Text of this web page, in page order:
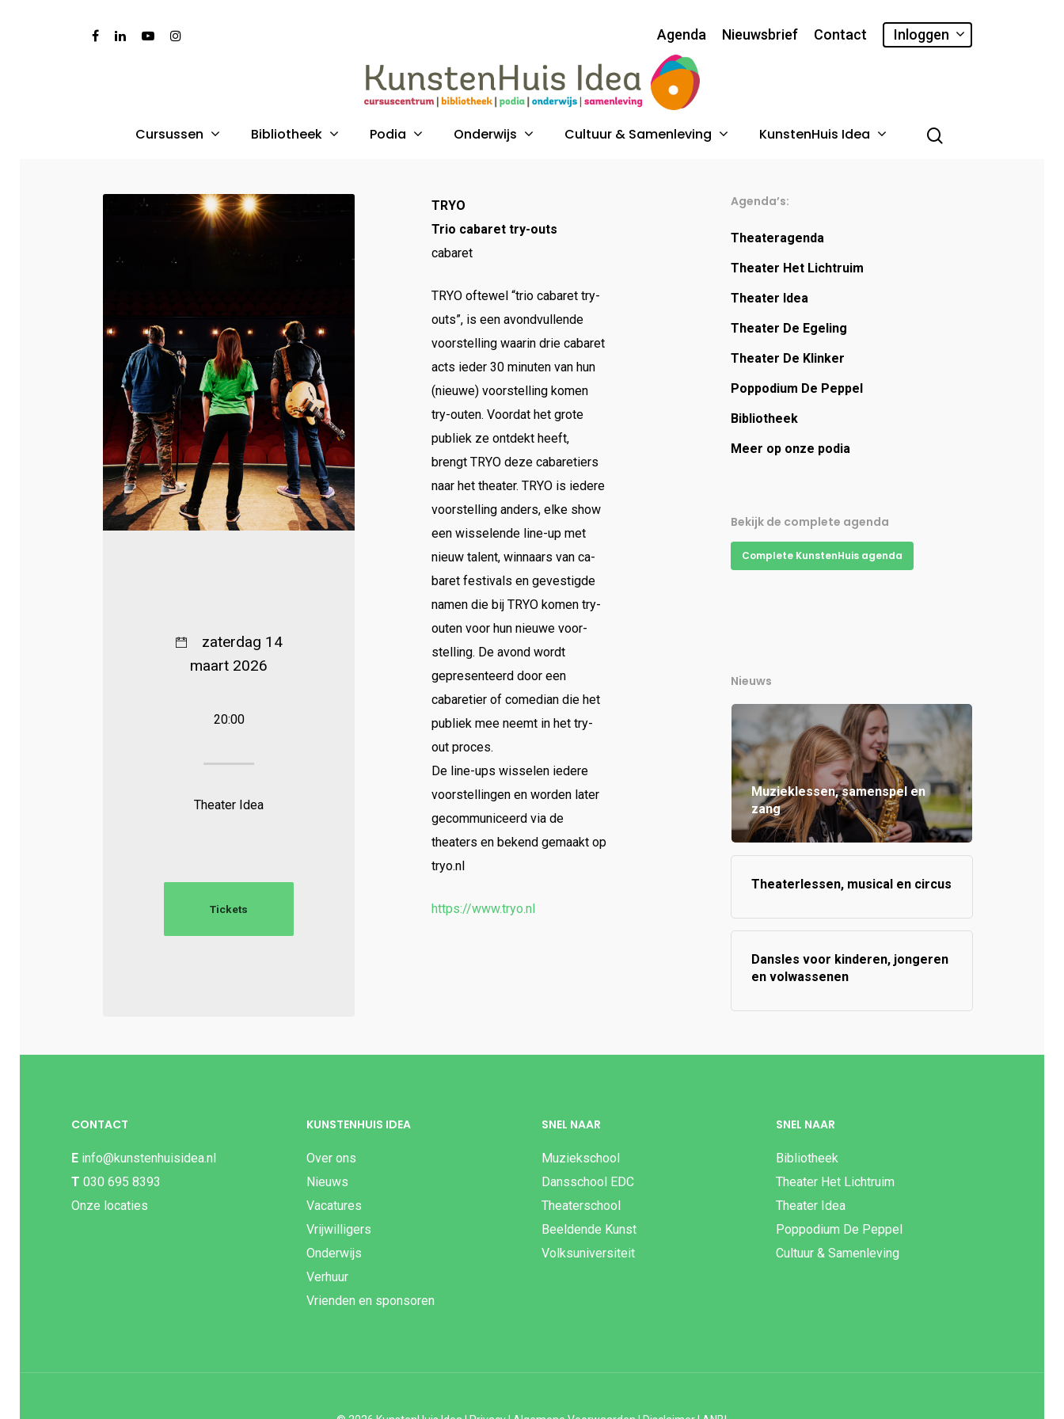
Agenda Nieuwsbrief Contact Inloggen
Druk op Enter om te starten met zoeken of druk op ESC om te sluiten
Cursussen Bibliotheek Podia Onderwijs Cultuur & Samenleving KunstenHuis Idea
TRYO
Trio cabaret try-outs
cabaret
TRYO oftewel “trio cabaret try-
outs”, is een avondvullende
voorstelling waarin drie cabaret
acts ieder 30 minuten van hun
(nieuwe) voorstelling komen
try-outen. Voordat het grote
publiek ze ontdekt heeft,
brengt TRYO deze cabaretiers
naar het theater. TRYO is iedere
voorstelling anders, elke show
een wisselende line-up met
nieuw talent, winnaars van ca-
baret festivals en gevestigde
namen die bij TRYO komen try-
outen voor hun nieuwe voor-
stelling. De avond wordt
gepresenteerd door een
cabaretier of comedian die het
publiek mee neemt in het try-
out proces.
De line-ups wisselen iedere
voorstellingen en worden later
gecommuniceerd via de
theaters en bekend gemaakt op
tryo.nl
https://www.tryo.nl
zaterdag 14
maart 2026
20:00
Theater Idea
Tickets
Agenda’s:
Theateragenda
Theater Het Lichtruim
Theater Idea
Theater De Egeling
Theater De Klinker
Poppodium De Peppel
Bibliotheek
Meer op onze podia
Bekijk de complete agenda
Complete KunstenHuis agenda
Nieuws
Muzieklessen, samenspel en
zang
Theaterlessen, musical en circus
Dansles voor kinderen, jongeren
en volwassenen
CONTACT
E info@kunstenhuisidea.nl
T 030 695 8393
Onze locaties
KUNSTENHUIS IDEA
Over ons
Nieuws
Vacatures
Vrijwilligers
Onderwijs
Verhuur
Vrienden en sponsoren
SNEL NAAR
Muziekschool
Dansschool EDC
Theaterschool
Beeldende Kunst
Volksuniversiteit
SNEL NAAR
Bibliotheek
Theater Het Lichtruim
Theater Idea
Poppodium De Peppel
Cultuur & Samenleving